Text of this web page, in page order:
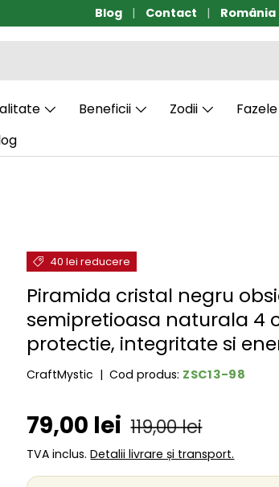
Transport gratuit de la 190
Blog Contact Țară/
România
Beneficii Zodii
40 lei reducere
Piramida cristal negru
semipretioasa naturala 4
protectie, integritate si
CraftMystic |Cod produs: ZSC13-98
Preț de vânzare
79,00 lei Preț obișnuit
119,00 lei
TVA inclus.Detalii livrare și transport.